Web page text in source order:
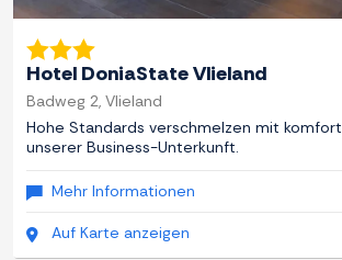
Hotel DoniaState Vlieland
Badweg 2, Vlieland
Hohe Standards verschmelzen mit
unserer Business-Unterkunft.
Mehr Informationen
Auf Karte anzeigen